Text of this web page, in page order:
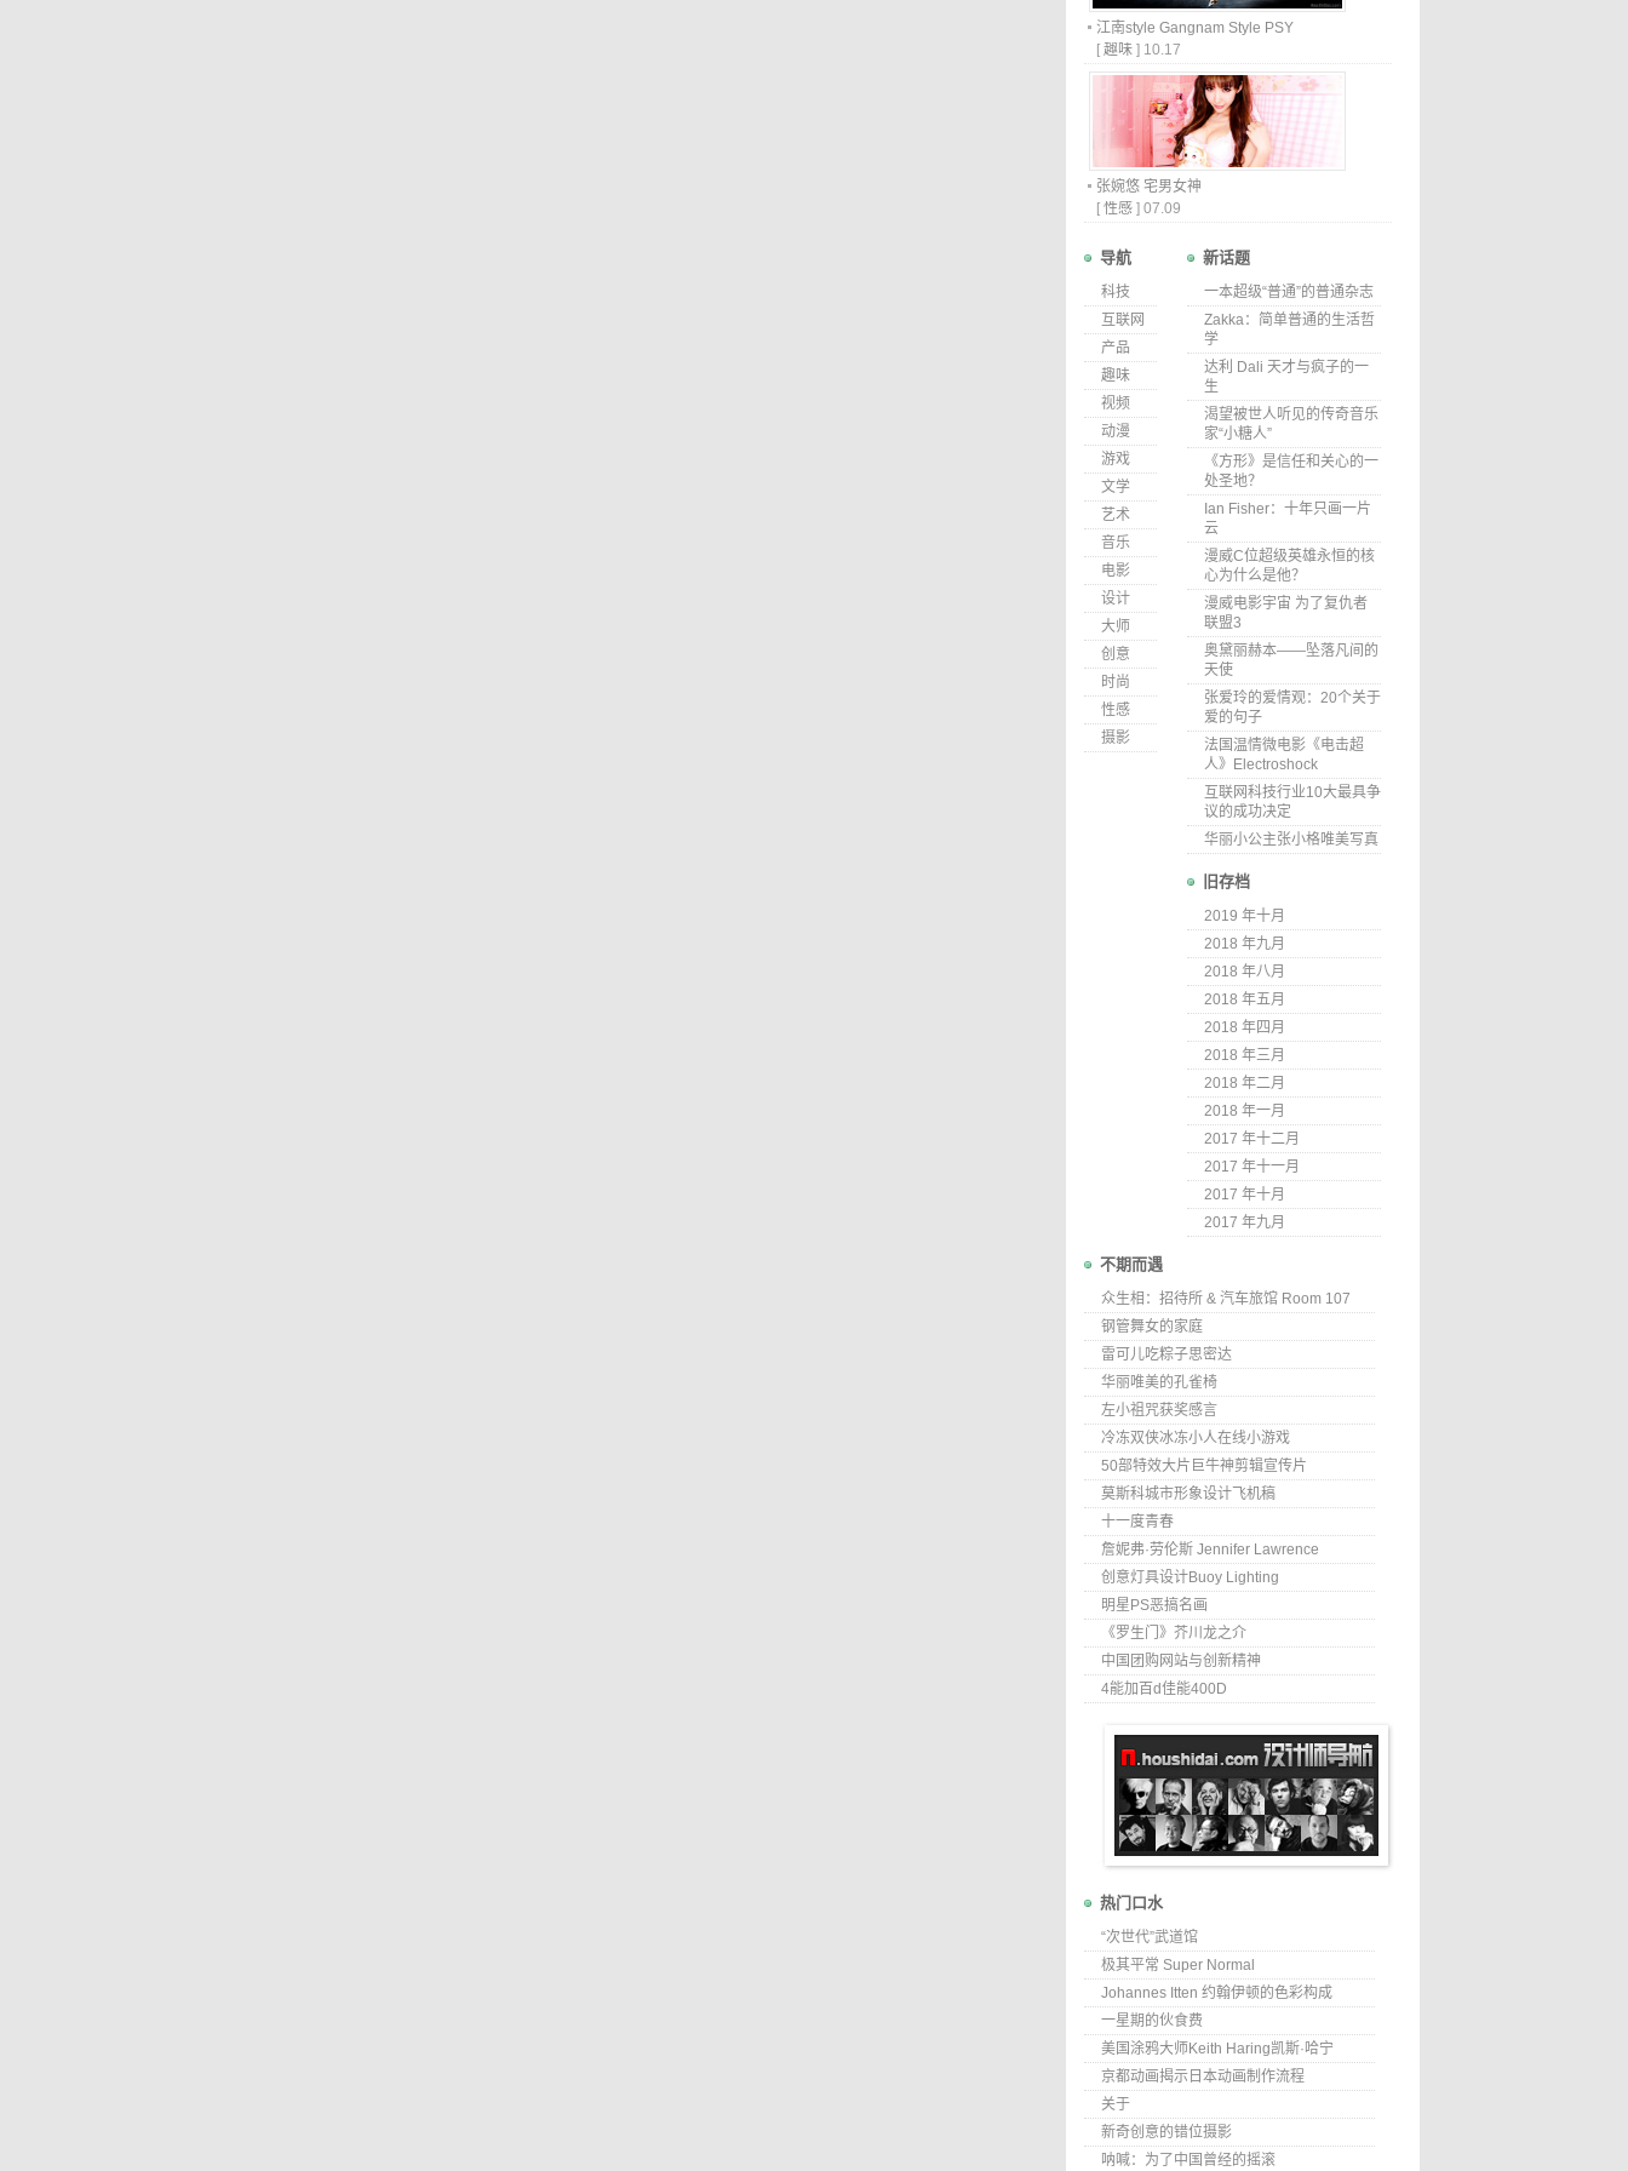
江南style Gangnam Style PSY
[ 趣味 ] 10.17
张婉悠 宅男女神
[ 性感 ] 07.09
导航
科技
互联网
产品
趣味
视频
动漫
游戏
文学
艺术
音乐
电影
设计
大师
创意
时尚
性感
摄影
新话题
一本超级“普通”的普通杂志
Zakka：简单普通的生活哲
学
达利 Dali 天才与疯子的一
生
渴望被世人听见的传奇音乐
家“小糖人”
《方形》是信任和关心的一
处圣地？
Ian Fisher：十年只画一片
云
漫威C位超级英雄永恒的核
心为什么是他？
漫威电影宇宙 为了复仇者
联盟3
奥黛丽赫本——坠落凡间的
天使
张爱玲的爱情观：20个关于
爱的句子
法国温情微电影《电击超
人》Electroshock
互联网科技行业10大最具争
议的成功决定
华丽小公主张小格唯美写真
旧存档
2019 年十月
2018 年九月
2018 年八月
2018 年五月
2018 年四月
2018 年三月
2018 年二月
2018 年一月
2017 年十二月
2017 年十一月
2017 年十月
2017 年九月
不期而遇
众生相：招待所 & 汽车旅馆 Room 107
钢管舞女的家庭
雷可儿吃粽子思密达
华丽唯美的孔雀椅
左小祖咒获奖感言
冷冻双侠冰冻小人在线小游戏
50部特效大片巨牛神剪辑宣传片
莫斯科城市形象设计飞机稿
十一度青春
詹妮弗·劳伦斯 Jennifer Lawrence
创意灯具设计Buoy Lighting
明星PS恶搞名画
《罗生门》芥川龙之介
中国团购网站与创新精神
4能加百d佳能400D
热门口水
“次世代”武道馆
极其平常 Super Normal
Johannes Itten 约翰伊顿的色彩构成
一星期的伙食费
美国涂鸦大师Keith Haring凯斯·哈宁
京都动画揭示日本动画制作流程
关于
新奇创意的错位摄影
呐喊：为了中国曾经的摇滚